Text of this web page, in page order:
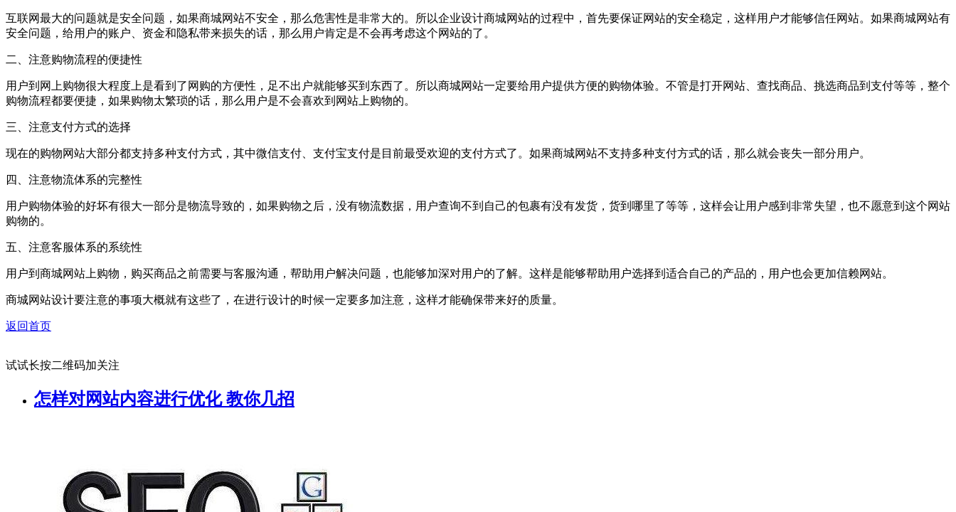
互联网最大的问题就是安全问题，如果商城网站不安全，那么危害性是非常大的。所以企业设计商城网站的过程中，首先要保证网站的安全稳定，这样用户才能够信任网站。如果商城网站有
安全问题，给用户的账户、资金和隐私带来损失的话，那么用户肯定是不会再考虑这个网站的了。
二、注意购物流程的便捷性
用户到网上购物很大程度上是看到了网购的方便性，足不出户就能够买到东西了。所以商城网站一定要给用户提供方便的购物体验。不管是打开网站、查找商品、挑选商品到支付等等，整个
购物流程都要便捷，如果购物太繁琐的话，那么用户是不会喜欢到网站上购物的。
三、注意支付方式的选择
现在的购物网站大部分都支持多种支付方式，其中微信支付、支付宝支付是目前最受欢迎的支付方式了。如果商城网站不支持多种支付方式的话，那么就会丧失一部分用户。
四、注意物流体系的完整性
用户购物体验的好坏有很大一部分是物流导致的，如果购物之后，没有物流数据，用户查询不到自己的包裹有没有发货，货到哪里了等等，这样会让用户感到非常失望，也不愿意到这个网站
购物的。
五、注意客服体系的系统性
用户到商城网站上购物，购买商品之前需要与客服沟通，帮助用户解决问题，也能够加深对用户的了解。这样是能够帮助用户选择到适合自己的产品的，用户也会更加信赖网站。
商城网站设计要注意的事项大概就有这些了，在进行设计的时候一定要多加注意，这样才能确保带来好的质量。
返回首页
试试长按二维码加关注
怎样对网站内容进行优化 教你几招